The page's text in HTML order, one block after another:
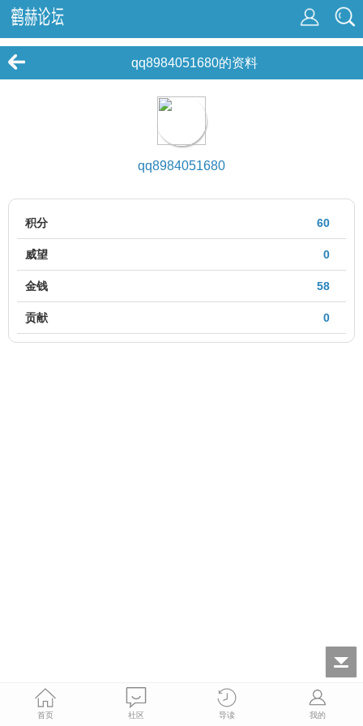
qq8984051680的资料
qq8984051680
60
积分
0
威望
58
金钱
0
贡献
首页 社区 导读 我的